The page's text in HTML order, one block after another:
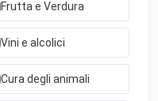
Frutta e Verdura
Vini e alcolici
Cura degli animali